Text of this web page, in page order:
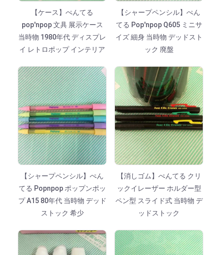
【ケース】ぺんてる
pop'npop 文具 展示ケース
当時物 1980年代 ディスプレ
イ レトロポップ インテリア
【シャープペンシル】ぺん
てる Pop'npop Q605 ミニサ
イズ 細身 当時物 デッドスト
ック 廃盤
【シャープペンシル】ぺん
てる Popnpop ポップンポッ
プ A15 80年代 当時物 デッド
ストック 希少
【消しゴム】ぺんてる クリ
ックイレーザー ホルダー型
ペン型 スライド式 当時物 デ
ッドストック